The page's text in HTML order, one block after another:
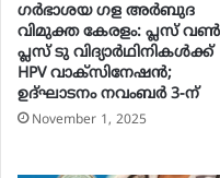
ഗർഭാശയ ഗള അർബുദ
വിമുക്ത കേരളം: പ്ലസ്
പ്ലസ് ടു വിദ്യാർഥിനികൾക്ക്
HPV വാക്‌സിനേഷൻ;
ഉദ്ഘാടനം നവംബർ 3-ന്
November 1, 2025